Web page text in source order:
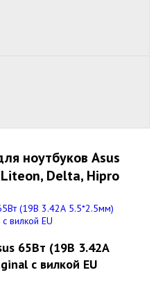
ноутбуков Asus
Delta, Hipro
65Вт (19В 3.42А
с вилкой EU